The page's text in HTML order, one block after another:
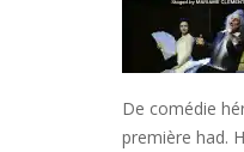
De comédie
première had.